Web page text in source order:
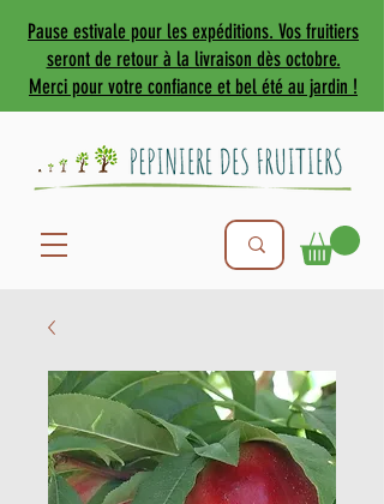
Pause estivale pour les expéditions. Vos fruitiers
seront de retour à la livraison dès octobre.
Merci pour votre confiance et bel été au jardin !